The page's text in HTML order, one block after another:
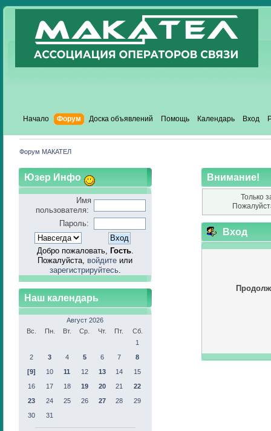
Начало Форум Доска объявлений Помощь Календарь Вход
Форум МАКАТЕЛ
Юзер Инфо
Имя
пользователя:
Пароль:
Добро пожаловать, Гость.
Пожалуйста, войдите или
зарегистрируйтесь.
Наш календарь
Август 2026
Вс.
Пн. Вт. Ср. Чт. Пт.
Сб.
1
2
3 4 5 6 7
8
[9]
10 11 12 13 14
15
16
17 18 19 20 21
22
23
24 25 26 27 28
29
30
31
Внимание!
Только
Вход